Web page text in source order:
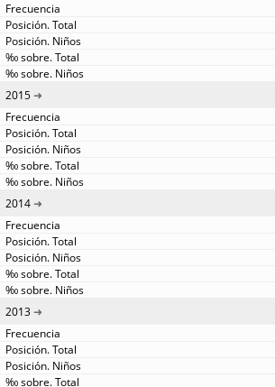
2015
2014
2013